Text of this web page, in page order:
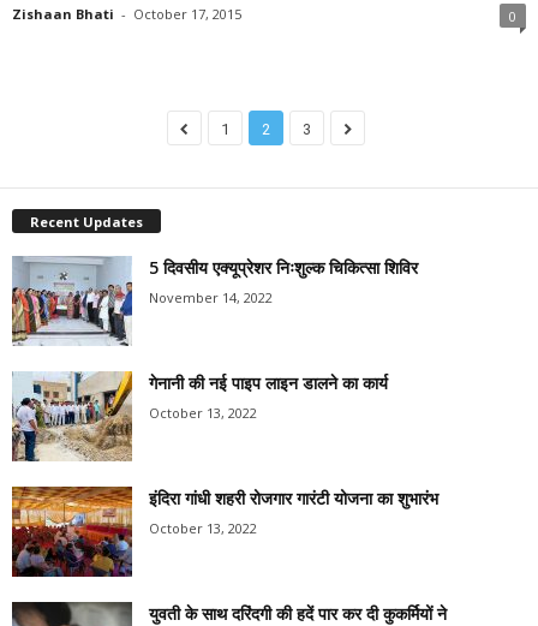
Zishaan Bhati - October 17, 2015 0
1 2 3
Recent Updates
5 दिवसीय एक्यूप्रेशर निःशुल्क चिकित्सा शिविर
November 14, 2022
गेनानी की नई पाइप लाइन डालने का कार्य
October 13, 2022
इंदिरा गांधी शहरी रोजगार गारंटी योजना का शुभारंभ
October 13, 2022
युवती के साथ दरिंदगी की हदें पार कर दी कुकर्मियों ने